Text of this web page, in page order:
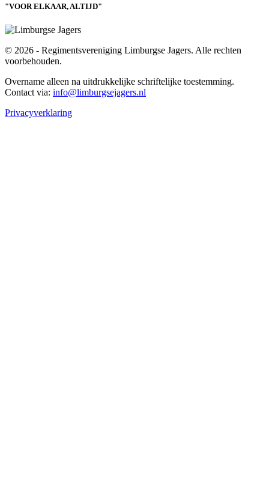
"VOOR ELKAAR, ALTIJD"
© 2026 - Regimentsvereniging Limburgse Jagers. Alle rechten
voorbehouden.
Overname alleen na uitdrukkelijke schriftelijke toestemming.
Contact via: info@limburgsejagers.nl
Privacyverklaring